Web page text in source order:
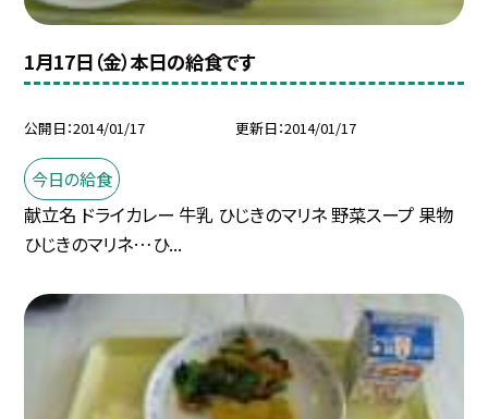
1月17日（金）本日の給食です
公開日 2014/01/17 更新日 2014/01/17
今日の給食
献立名 ドライカレー 牛乳 ひじきのマリネ 野菜スープ 果物
ひじきのマリネ…ひ...